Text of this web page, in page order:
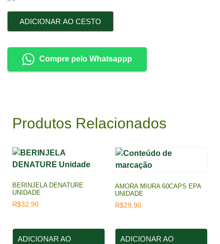
ADICIONAR AO CESTO
Compre pelo Whatsappp
Produtos Relacionados
BERINJELA DENATURE
UNIDADE
R$32,90
ADICIONAR AO
AMORA MIURA 60CAPS EPA
UNIDADE
R$29,90
ADICIONAR AO